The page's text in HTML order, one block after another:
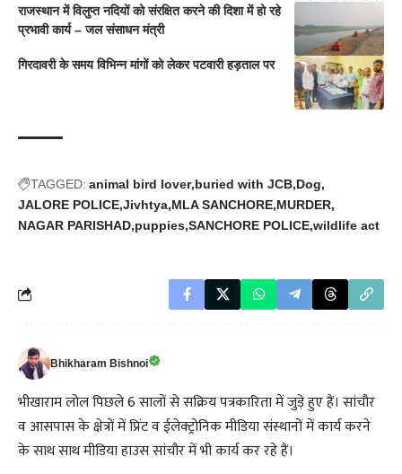
राजस्थान में विलुप्त नदियों को संरक्षित करने की दिशा में हो रहे
प्रभावी कार्य – जल संसाधन मंत्री
गिरदावरी के समय विभिन्न मांगों को लेकर पटवारी हड़ताल पर
TAGGED: animal bird lover buried with JCB Dog
JALORE POLICE Jivhtya MLA SANCHORE MURDER
NAGAR PARISHAD puppies SANCHORE POLICE wildlife act
Bhikharam Bishnoi
भीखाराम लोल पिछले 6 सालों से सक्रिय पत्रकारिता में जुड़े हुए हैं। सांचौर
व आसपास के क्षेत्रों में प्रिंट व ईलेक्ट्रोनिक मीडिया संस्थानों में कार्य करने
के साथ साथ मीडिया हाउस सांचौर में भी कार्य कर रहे हैं।